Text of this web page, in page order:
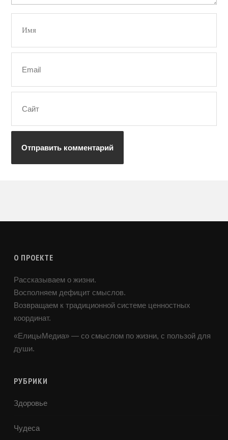
О ПРОЕКТЕ
Рассказываем о жизни.
Восполняем дефицит смыслов.
Возвращаем к традиционной системе ценностных
координат.
«ЕлицыМедиа» — со смыслом по жизни, с пользой для
души.
РУБРИКИ
Здоровье
Чудеса